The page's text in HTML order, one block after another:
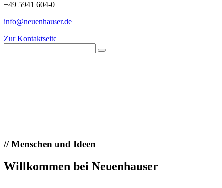
+49 5941 604-0
info@neuenhauser.de
Zur Kontaktseite
//Menschen und Ideen
Willkommen bei Neuenhauser